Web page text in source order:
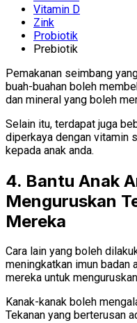
Vitamin D
Zink
Probiotik
Prebiotik
Pemakanan seimbang
buah-buahan boleh
dan mineral yang boleh
Selain itu, terdapat juga
diperkaya dengan vitamin
kepada anak anda.
4. Bantu Anak
Menguruskan
Mereka
Cara lain yang boleh
meningkatkan imun badan
mereka untuk
Kanak-kanak boleh
Tekanan yang berterusan